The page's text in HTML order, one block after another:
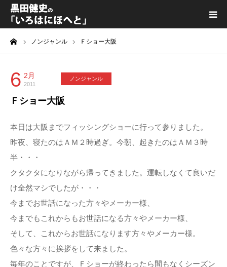
ノンジャンル Ｆショー大阪
6 2月
2011
ノンジャンル
Ｆショー大阪
本日は大阪までフィッシングショーに行って参りました。
昨夜、寝たのはＡＭ２時過ぎ。今朝、起きたのはＡＭ３時
半・・・
クタクタになりながら帰ってきました。運転しなくて良いだ
け全然マシでしたが・・・
今までお世話になった方々やメーカー様、
今までもこれからもお世話になる方々やメーカー様、
そして、これからお世話になります方々やメーカー様。
色々な方々に挨拶をして来ました。
毎年のことですが、Ｆショーが終わったら間もなくシーズン
黒田健史プロフィール
カテゴリ一覧
喫茶KURODA
YouTube｜Kuro channel
メディア出演
プライバシーポリシー